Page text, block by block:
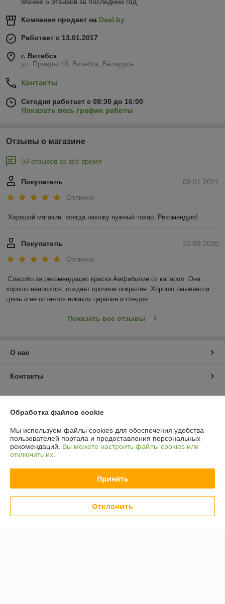
Компания продает на Deal.by
Работает с 13.01.2017
г. Витебск
ул. Правды 40, Витебск, Беларусь
Контакты
Сегодня работает с 08:30 до 16:00
Показать весь график работы
Отзывы о магазине
50 отзывов за всё время
09.01.2021
Покупатель
Отлично
Хороший магазин, всегда нахожу нужный товар. Рекомендую!
22.09.2020
Покупатель
Отлично
Спасибо за рекомендацию краски Амфиболин от капарол. Она
хорошо наносится, создает прочное покрытие. Хорошо смывается
грязь и не остается никаких царапин и следов.
Показать все отзывы
О нас
Контакты
Полная версия сайта
Политика обработки cookies
Сайт создан на платформе Deal.by
Обработка файлов cookie
Мы используем файлы cookies для обеспечения удобства
пользователей портала и предоставления персональных
рекомендаций. Вы можете настроить файлы cookies или
отключить их.
Принять
Отклонить